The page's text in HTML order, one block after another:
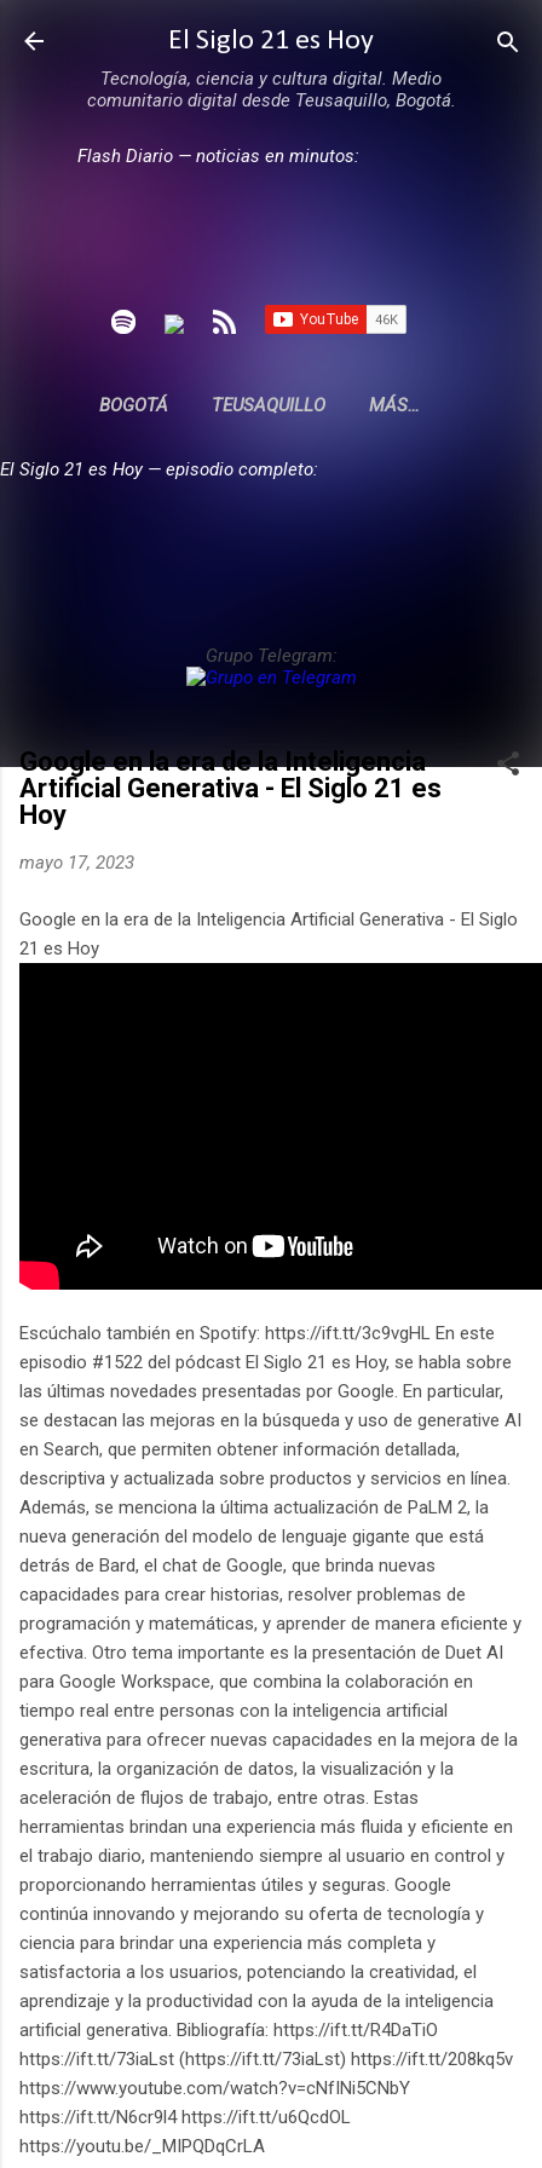
Ir al contenido principal
El Siglo 21 es Hoy
Tecnología, ciencia y cultura digital. Medio
comunitario digital desde Teusaquillo, Bogotá.
Flash Diario — noticias en minutos:
BOGOTÁ TEUSAQUILLO MÁS…
El Siglo 21 es Hoy — episodio completo:
Grupo Telegram:
Google en la era de la Inteligencia
Artificial Generativa - El Siglo 21 es
Hoy
mayo 17, 2023
Google en la era de la Inteligencia Artificial Generativa - El Siglo
21 es Hoy
Escúchalo también en Spotify: https://ift.tt/3c9vgHL En este
episodio #1522 del pódcast El Siglo 21 es Hoy, se habla sobre
las últimas novedades presentadas por Google. En particular,
se destacan las mejoras en la búsqueda y uso de generative AI
en Search, que permiten obtener información detallada,
descriptiva y actualizada sobre productos y servicios en línea.
Además, se menciona la última actualización de PaLM 2, la
nueva generación del modelo de lenguaje gigante que está
detrás de Bard, el chat de Google, que brinda nuevas
capacidades para crear historias, resolver problemas de
programación y matemáticas, y aprender de manera eficiente y
efectiva. Otro tema importante es la presentación de Duet AI
para Google Workspace, que combina la colaboración en
tiempo real entre personas con la inteligencia artificial
generativa para ofrecer nuevas capacidades en la mejora de la
escritura, la organización de datos, la visualización y la
aceleración de flujos de trabajo, entre otras. Estas
herramientas brindan una experiencia más fluida y eficiente en
el trabajo diario, manteniendo siempre al usuario en control y
proporcionando herramientas útiles y seguras. Google
continúa innovando y mejorando su oferta de tecnología y
ciencia para brindar una experiencia más completa y
satisfactoria a los usuarios, potenciando la creatividad, el
aprendizaje y la productividad con la ayuda de la inteligencia
artificial generativa. Bibliografía: https://ift.tt/R4DaTiO
https://ift.tt/73iaLst (https://ift.tt/73iaLst) https://ift.tt/208kq5v
https://www.youtube.com/watch?v=cNfINi5CNbY
https://ift.tt/N6cr9l4 https://ift.tt/u6QcdOL
https://youtu.be/_MIPQDqCrLA